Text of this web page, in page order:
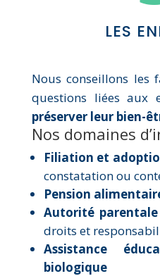
LES
Nous conseillons les
questions liées aux
préserver leur bien-
Nos domaines
Filiation et
constatation ou
Pension
Autorité
droits et
Assistance
biologique